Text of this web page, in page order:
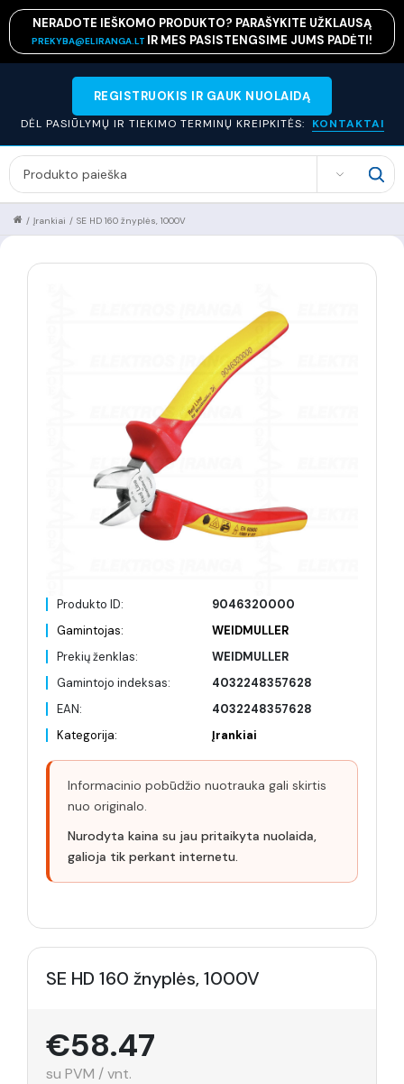
NERADOTE IEŠKOMO PRODUKTO? PARAŠYKITE UŽKLAUSĄ
PREKYBA@ELIRANGA.LT IR MES PASISTENGSIME JUMS PADĖTI!
REGISTRUOKIS IR GAUK NUOLAIDĄ
DĖL PASIŪLYMŲ IR TIEKIMO TERMINŲ KREIPKITĖS: KONTAKTAI
SEARCH
SE HD 160 žnyplės, 1000V
/
Įrankiai
/
Produkto ID:
9046320000
Gamintojas:
WEIDMULLER
Prekių ženklas:
WEIDMULLER
Gamintojo indeksas:
4032248357628
EAN:
4032248357628
Kategorija:
Įrankiai
Informacinio pobūdžio nuotrauka gali skirtis
nuo originalo.
Nurodyta kaina su jau pritaikyta nuolaida,
galioja tik perkant internetu.
SE HD 160 žnyplės, 1000V
€58.47
su PVM / vnt.